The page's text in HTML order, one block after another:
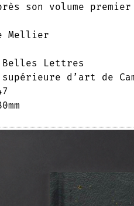
son volume
Mellier
Lettres
d’art de